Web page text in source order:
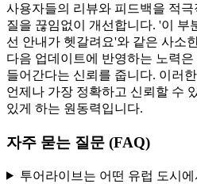
사용자들의 리뷰와 피드백을 적
질을 끊임없이 개선합니다. '이 부
선 안내가 헷갈려요'와 같은 사소
다음 업데이트에 반영하는 노력
들어간다는 신뢰를 줍니다. 이러
언제나 가장 정확하고 신뢰할 수
있게 하는 원동력입니다.
자주 묻는 질문 (FAQ)
투어라이브는 어떤 유럽 도시